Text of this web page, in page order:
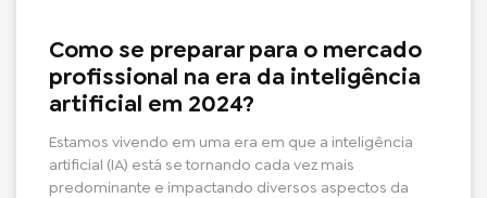
Como se preparar para o mercado
profissional na era da inteligência
artificial em 2024?
Estamos vivendo em uma era em que a inteligência
artificial (IA) está se tornando cada vez mais
predominante e impactando diversos aspectos da